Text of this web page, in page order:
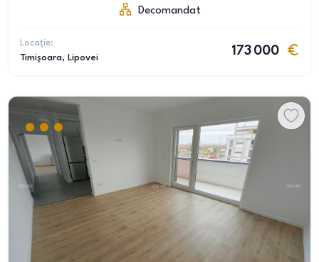
Decomandat
Locație:
Timișoara, Lipovei
173 000